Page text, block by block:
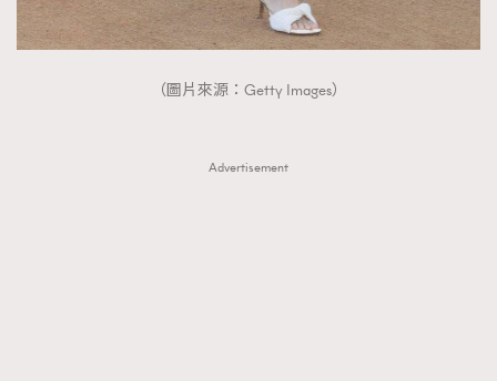
（圖片來源：Getty Images）
Advertisement